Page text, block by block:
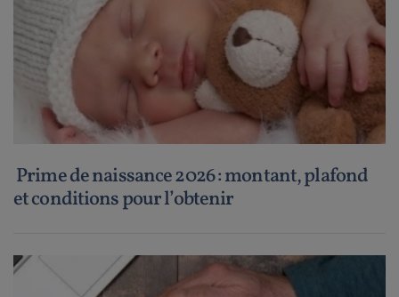
Prime de naissance 2026 : montant, plafond
et conditions pour l’obtenir